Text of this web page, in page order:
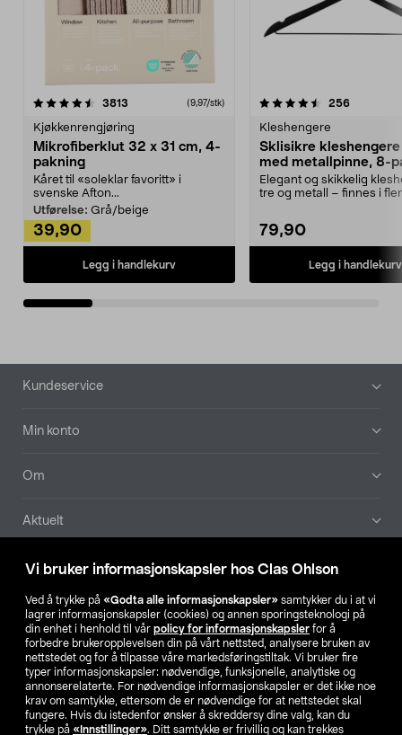
Vi bruker informasjonskapsler hos Clas Ohlson
Ved å trykke på «Godta alle informasjonskapsler» samtykker du i at vi
lagrer informasjonskapsler (cookies) og annen sporingsteknologi på
din enhet i henhold til vår policy for informasjonskapsler for å
forbedre brukeropplevelsen din på vårt nettsted, analysere bruken av
nettstedet og for å tilpasse våre markedsføringstiltak. Vi bruker fire
typer informasjonskapsler: nødvendige, funksjonelle, analytiske og
annonserelaterte. For nødvendige informasjonskapsler er det ikke noe
krav om samtykke, ettersom de er nødvendige for at nettstedet skal
fungere. Hvis du istedenfor ønsker å skreddersy dine valg, kan du
trykke på «Innstillinger». Ditt samtykke er frivillig og kan trekkes
3813 anmeldelser(9,97/stk)
Kjøkkenrengjøring
Mikrofiberklut 32 x 31 cm, 4-
pakning
Kåret til «soleklar favoritt» i
svenske Afton...
Utførelse: Grå/beige
39,90
Legg i handlekurv
4.5av 5 stjerner 256
Kleshengere
Sklisikre
med metallpinne, 8-
Elegant og skikkelig
tre og metall – finnes i
79,90
Legg i handlekurv
4.5av 5 stjerner
Bunntekst
Kundeservice
Min konto
Om
Aktuelt
Våre selskaper
Finn din butikk
SE NO FI